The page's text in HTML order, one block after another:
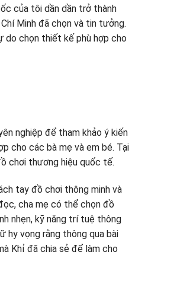
của tôi dần dần trở thành
Minh đã chọn và tin tưởng.
do chọn thiết kế phù hợp cho
nghiệp để tham khảo ý kiến
cho các bà mẹ và em bé. Tại
chơi thương hiệu quốc tế.
tay đồ chơi thông minh và
cha mẹ có thể chọn đồ
nhẹn, kỹ năng trí tuệ thông
hy vọng rằng thông qua bài
Khỉ đã chia sẻ để làm cho